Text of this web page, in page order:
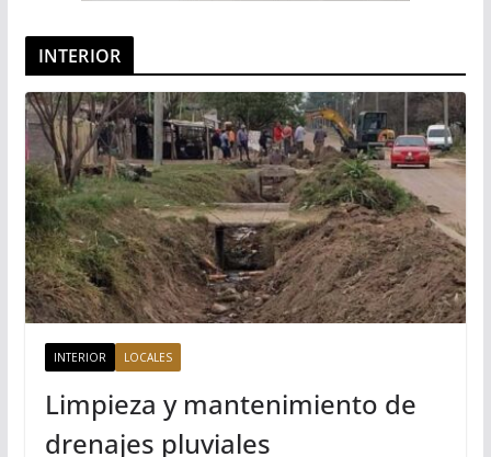
INTERIOR
INTERIOR LOCALES
Limpieza y mantenimiento de
drenajes pluviales